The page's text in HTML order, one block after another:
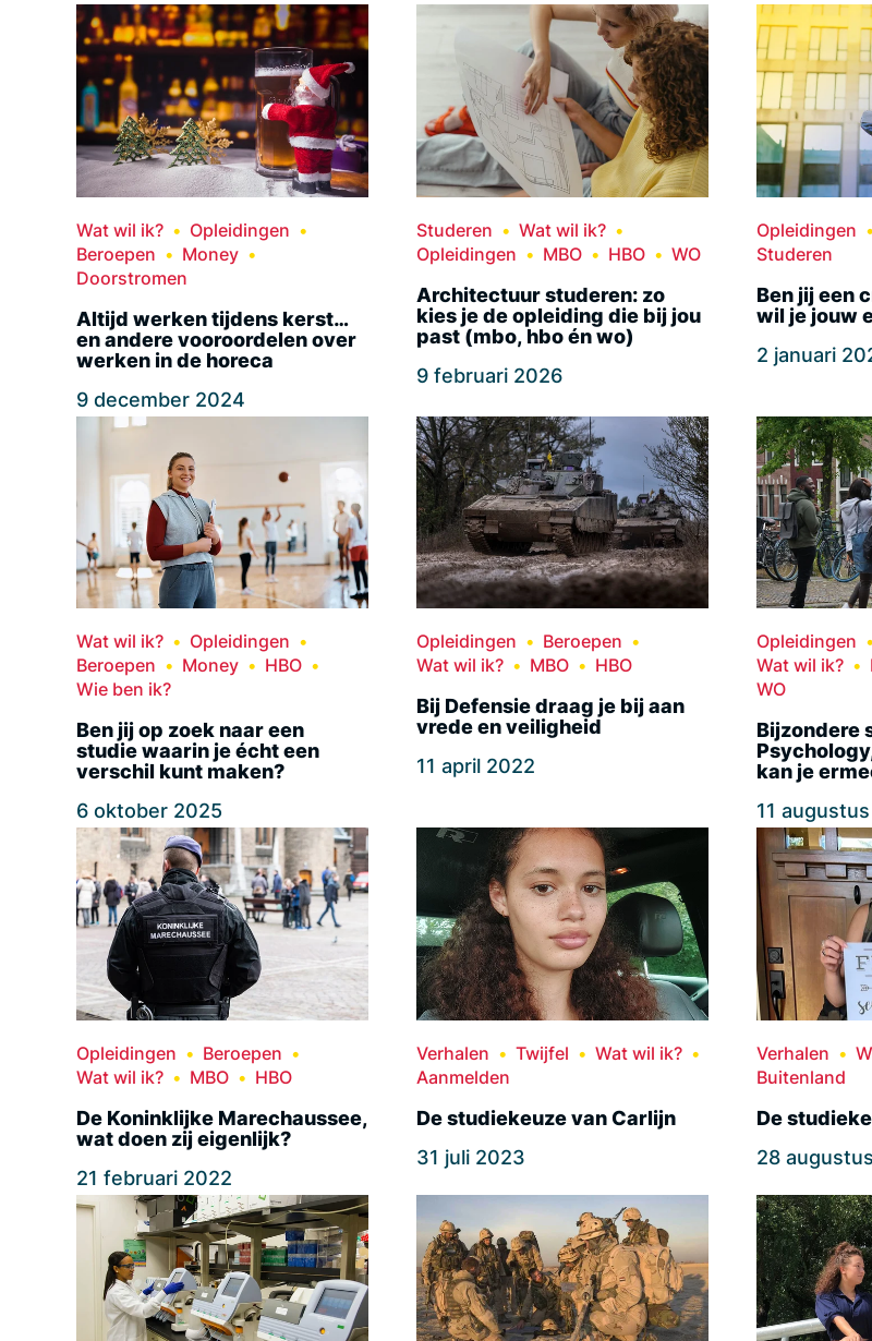
Wat wil ik?
Opleidingen
Beroepen
Money
Doorstromen
Altijd werken tijdens kerst…
en andere vooroordelen over
werken in de horeca
9 december 2024
Studeren
Wat wil ik?
Opleidingen
MBO HBO WO
Architectuur studeren: zo
kies je de opleiding die bij jou
past (mbo, hbo én wo)
9 februari 2026
Opleidingen
Studeren
Ben jij een
wil je jouw
2 januari
Wat wil ik?
Opleidingen
Beroepen
Money
HBO
Wie ben ik?
Ben jij op zoek naar een
studie waarin je écht een
verschil kunt maken?
6 oktober 2025
Opleidingen
Beroepen
Wat wil ik?
MBO HBO
Bij Defensie draag je bij aan
vrede en veiligheid
11 april 2022
Opleidingen
Wat wil ik?
WO
Bijzondere
kan je
11
Opleidingen
Beroepen
Wat wil ik?
MBO HBO
De Koninklijke Marechaussee,
wat doen zij eigenlijk?
21 februari 2022
Verhalen Twijfel
Wat wil ik?
Aanmelden
De studiekeuze van Carlijn
31 juli 2023
Verhalen
Buitenland
De
28